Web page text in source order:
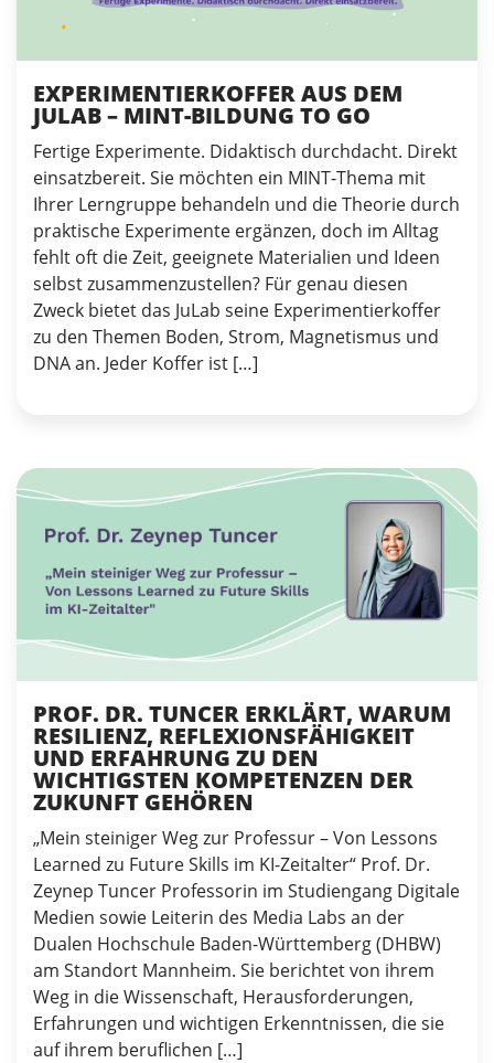
EXPERIMENTIERKOFFER AUS DEM
JULAB – MINT-BILDUNG TO GO
Fertige Experimente. Didaktisch durchdacht. Direkt
einsatzbereit. Sie möchten ein MINT-Thema mit
Ihrer Lerngruppe behandeln und die Theorie durch
praktische Experimente ergänzen, doch im Alltag
fehlt oft die Zeit, geeignete Materialien und Ideen
selbst zusammenzustellen? Für genau diesen
Zweck bietet das JuLab seine Experimentierkoffer
zu den Themen Boden, Strom, Magnetismus und
DNA an. Jeder Koffer ist […]
PROF. DR. TUNCER ERKLÄRT, WARUM
RESILIENZ, REFLEXIONSFÄHIGKEIT
UND ERFAHRUNG ZU DEN
WICHTIGSTEN KOMPETENZEN DER
ZUKUNFT GEHÖREN
„Mein steiniger Weg zur Professur – Von Lessons
Learned zu Future Skills im KI-Zeitalter“ Prof. Dr.
Zeynep Tuncer Professorin im Studiengang Digitale
Medien sowie Leiterin des Media Labs an der
Dualen Hochschule Baden-Württemberg (DHBW)
am Standort Mannheim. Sie berichtet von ihrem
Weg in die Wissenschaft, Herausforderungen,
Erfahrungen und wichtigen Erkenntnissen, die sie
auf ihrem beruflichen […]